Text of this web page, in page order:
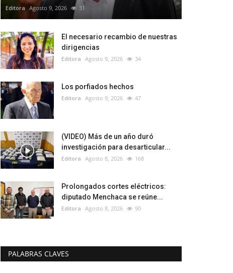
Editora Agosto 9, 2026 31
El necesario recambio de nuestras
dirigencias
Editora Agosto 9, 2026 34
Los porfiados hechos
Editora Agosto 9, 2026 47
(VIDEO) Más de un año duró
investigación para desarticular...
Editora Agosto 8, 2026 168
Prolongados cortes eléctricos:
diputado Menchaca se reúne...
Editora Agosto 8, 2026 90
PALABRAS CLAVES